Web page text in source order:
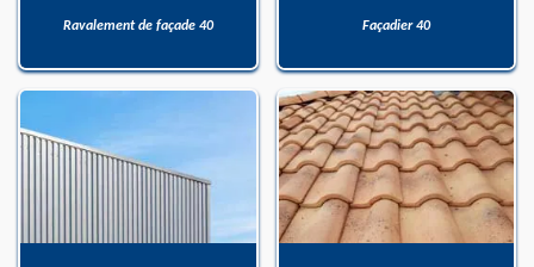
Ravalement de façade 40 Façadier 40